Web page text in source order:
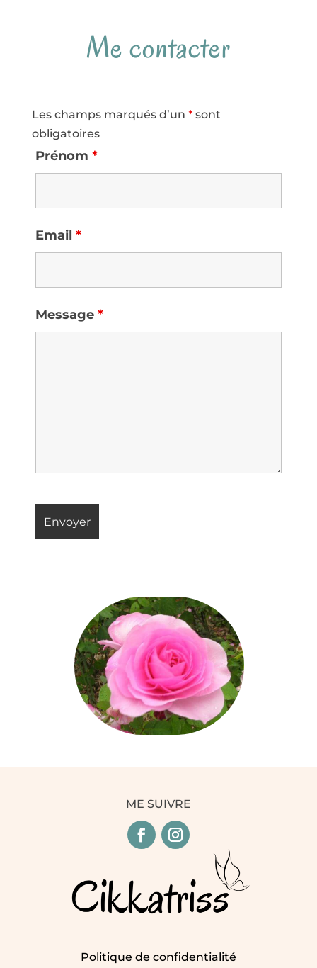
Me contacter
Les champs marqués d’un *sont
obligatoires
Prénom *
Email *
Message *
ME SUIVRE
Politique de confidentialité